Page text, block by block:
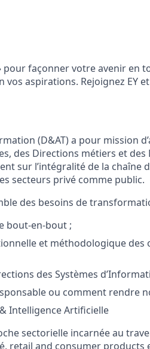
pour façonner votre avenir en
aspirations. Rejoignez EY
(D&AT) a pour mission
des Directions métiers et
sur l’intégralité de la chaîne
secteurs privé comme public.
des besoins de
bout-en-bout ;
et méthodologique des
des Systèmes
ou comment rendre
Intelligence Artificielle
sectorielle incarnée au
retail and consumer products